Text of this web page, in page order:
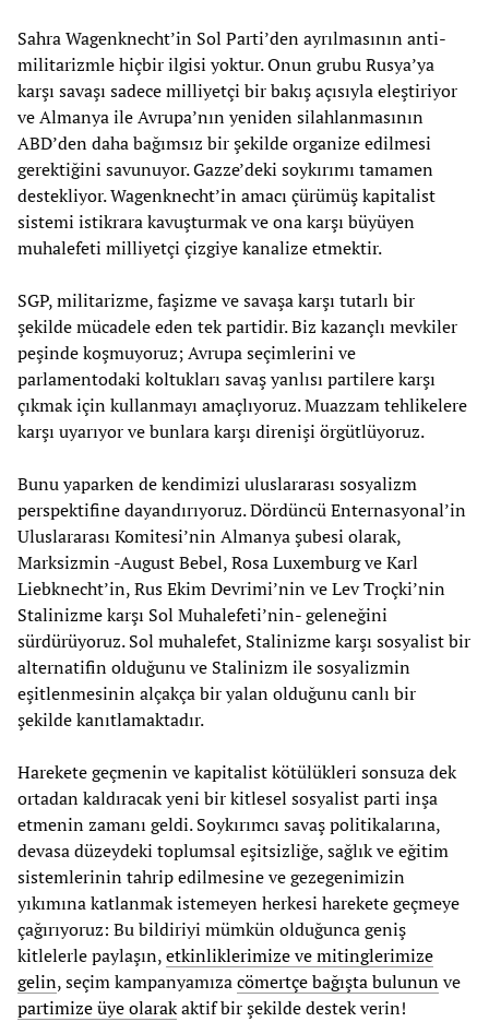
Sahra Wagenknecht’in Sol Parti’den ayrılmasının anti-
militarizmle hiçbir ilgisi yoktur. Onun grubu Rusya’ya
karşı savaşı sadece milliyetçi bir bakış açısıyla eleştiriyor
ve Almanya ile Avrupa’nın yeniden silahlanmasının
ABD’den daha bağımsız bir şekilde organize edilmesi
gerektiğini savunuyor. Gazze’deki soykırımı tamamen
destekliyor. Wagenknecht’in amacı çürümüş kapitalist
sistemi istikrara kavuşturmak ve ona karşı büyüyen
muhalefeti milliyetçi çizgiye kanalize etmektir.
SGP, militarizme, faşizme ve savaşa karşı tutarlı bir
şekilde mücadele eden tek partidir. Biz kazançlı mevkiler
peşinde koşmuyoruz; Avrupa seçimlerini ve
parlamentodaki koltukları savaş yanlısı partilere karşı
çıkmak için kullanmayı amaçlıyoruz. Muazzam tehlikelere
karşı uyarıyor ve bunlara karşı direnişi örgütlüyoruz.
Bunu yaparken de kendimizi uluslararası sosyalizm
perspektifine dayandırıyoruz. Dördüncü Enternasyonal’in
Uluslararası Komitesi’nin Almanya şubesi olarak,
Marksizmin -August Bebel, Rosa Luxemburg ve Karl
Liebknecht’in, Rus Ekim Devrimi’nin ve Lev Troçki’nin
Stalinizme karşı Sol Muhalefeti’nin- geleneğini
sürdürüyoruz. Sol muhalefet, Stalinizme karşı sosyalist bir
alternatifin olduğunu ve Stalinizm ile sosyalizmin
eşitlenmesinin alçakça bir yalan olduğunu canlı bir
şekilde kanıtlamaktadır.
Harekete geçmenin ve kapitalist kötülükleri sonsuza dek
ortadan kaldıracak yeni bir kitlesel sosyalist parti inşa
etmenin zamanı geldi. Soykırımcı savaş politikalarına,
devasa düzeydeki toplumsal eşitsizliğe, sağlık ve eğitim
sistemlerinin tahrip edilmesine ve gezegenimizin
yıkımına katlanmak istemeyen herkesi harekete geçmeye
çağırıyoruz: Bu bildiriyi mümkün olduğunca geniş
kitlelerle paylaşın,etkinliklerimize ve mitinglerimize
gelin, seçim kampanyamızacömertçe bağışta bulununve
partimize üye olarakaktif bir şekilde destek verin!